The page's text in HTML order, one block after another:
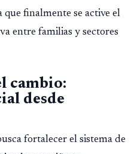
julio, tras un intento
del Ministerio
que finalmente se active el
entre familias y sectores
cambio:
desde
fortalecer el sistema de